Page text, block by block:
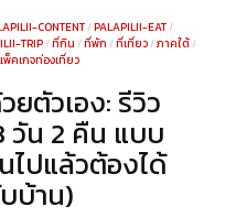
CONTENT /PALAPILII-EAT /
TRIP /ที่กิน /ที่พัก /ที่เที่ยว /ภาคใต้ /
พ็คเกจท่องเที่ยว
ยตัวเอง: รีวิว
วัน 2 คืน แบบ
ไปแล้วต้องได้
บ้าน)